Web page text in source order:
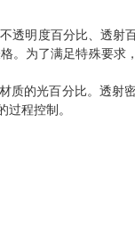
透明度百分比、透射
。为了满足特殊要
的光百分比。透射
过程控制。